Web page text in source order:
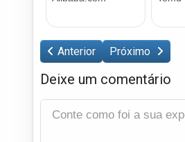
Anterior Próximo
Deixe um comentário